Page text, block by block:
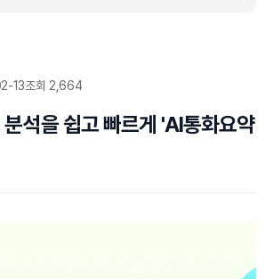
13조회 2,664
석을 쉽고 빠르게 'AI통화요약